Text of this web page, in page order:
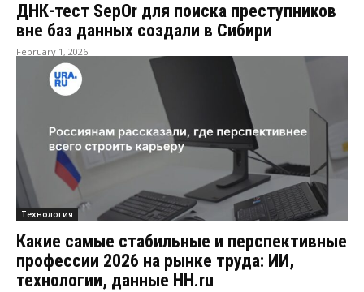
ДНК-тест SepOr для поиска преступников
вне баз данных создали в Сибири
February 1, 2026
Технология
Какие самые cтабильные и перспективные
профессии 2026 на рынке труда: ИИ,
технологии, данные HH.ru